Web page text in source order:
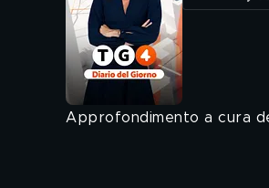
Approfondimento a cura